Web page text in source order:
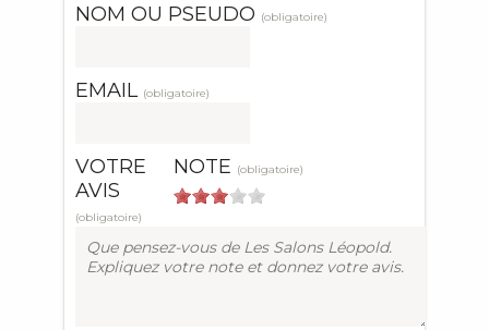
NOM OU PSEUDO (obligatoire)
EMAIL (obligatoire)
NOTE (obligatoire)
VOTRE
AVIS
(obligatoire)